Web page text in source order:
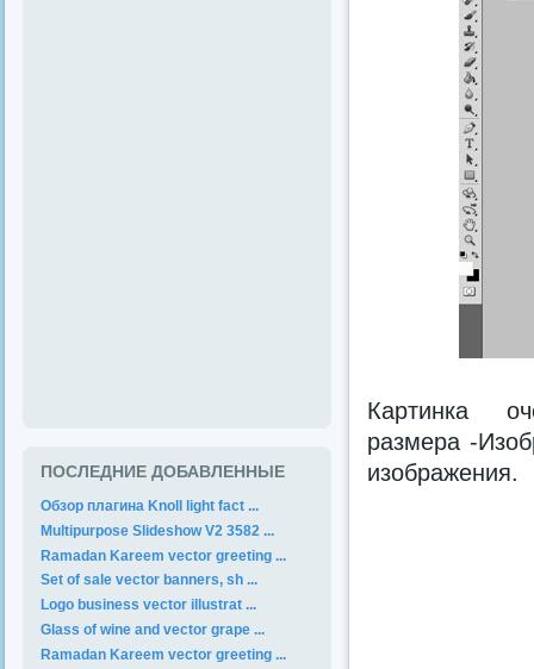
Картинка
размера -
изображения.
ПОСЛЕДНИЕ ДОБАВЛЕННЫЕ
Обзор плагина Knoll light fact ...
Multipurpose Slideshow V2 3582 ...
Ramadan Kareem vector greeting ...
Set of sale vector banners, sh ...
Logo business vector illustrat ...
Glass of wine and vector grape ...
Ramadan Kareem vector greeting ...